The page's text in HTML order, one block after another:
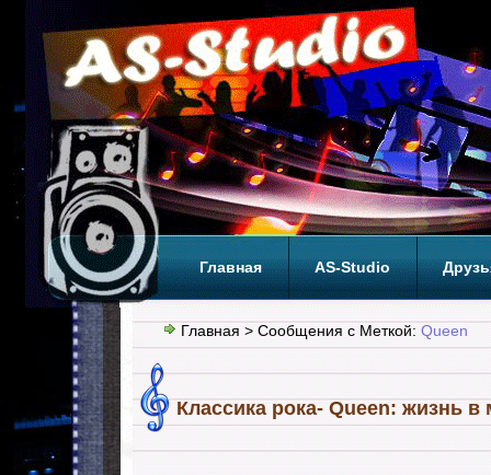
Главная AS-Studio
Теги ТОП
Главная > Сообщения с Меткой: Queen
Классика рока- Queen: жизнь в